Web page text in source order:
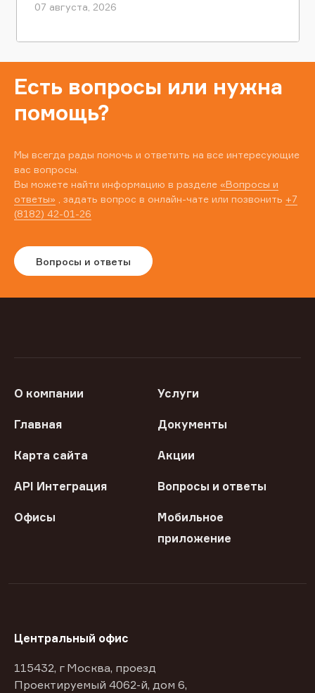
07 августа, 2026
Есть вопросы или нужна
помощь?
Мы всегда рады помочь и ответить на все интересующие
вас вопросы.
Вы можете найти информацию в разделе «Вопросы и
ответы» , задать вопрос в онлайн-чате или позвонить +7
(8182) 42-01-26
Вопросы и ответы
О компании Услуги
Главная Документы
Карта сайта Акции
API Интеграция Вопросы и ответы
Офисы
Мобильное
приложение
Центральный офис
115432, г Москва, проезд
Проектируемый 4062-й, дом 6,